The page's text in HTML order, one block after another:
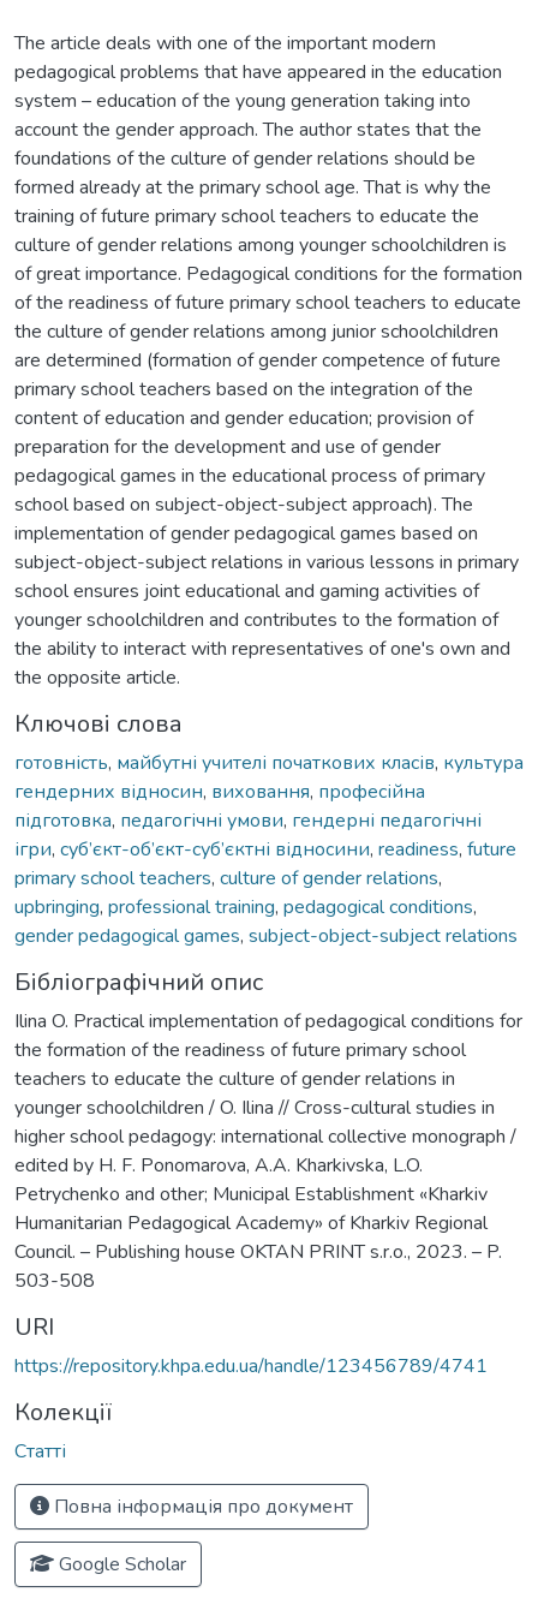
The article deals with one of the important modern
pedagogical problems that have appeared in the education
system – education of the young generation taking into
account the gender approach. The author states that the
foundations of the culture of gender relations should be
formed already at the primary school age. That is why the
training of future primary school teachers to educate the
culture of gender relations among younger schoolchildren is
of great importance. Pedagogical conditions for the formation
of the readiness of future primary school teachers to educate
the culture of gender relations among junior schoolchildren
are determined (formation of gender competence of future
primary school teachers based on the integration of the
content of education and gender education; provision of
preparation for the development and use of gender
pedagogical games in the educational process of primary
school based on subject-object-subject approach). The
implementation of gender pedagogical games based on
subject-object-subject relations in various lessons in primary
school ensures joint educational and gaming activities of
younger schoolchildren and contributes to the formation of
the ability to interact with representatives of one's own and
the opposite article.
Ключові слова
готовність, майбутні учителі початкових класів, культура
гендерних відносин, виховання, професійна
підготовка, педагогічні умови, гендерні педагогічні
ігри, суб’єкт-об’єкт-суб’єктні відносини, readiness, future
primary school teachers, culture of gender relations,
upbringing, professional training, pedagogical conditions,
gender pedagogical games, subject-object-subject relations
Бібліографічний опис
Ilina O. Practical implementation of pedagogical conditions for
the formation of the readiness of future primary school
teachers to educate the culture of gender relations in
younger schoolchildren / O. Ilina // Cross-cultural studies in
higher school pedagogy: international collective monograph /
edited by H. F. Ponomarova, A.A. Kharkivska, L.O.
Petrychenko and other; Municipal Establishment «Kharkiv
Humanitarian Pedagogical Academy» of Kharkiv Regional
Council. – Publishing house OKTAN PRINT s.r.o., 2023. – P.
503-508
URI
https://repository.khpa.edu.ua/handle/123456789/4741
Колекції
Статті
Повна інформація про документ
Google Scholar